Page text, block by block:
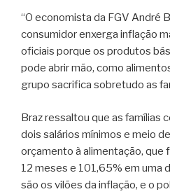
“O economista da FGV André
consumidor enxerga inflação
oficiais porque os produtos
pode abrir mão, como
grupo sacrifica sobretudo as
Braz ressaltou que as famílias
dois salários mínimos e meio
orçamento à alimentação, que
12 meses e 101,65% em uma
são os vilões da inflação, e o